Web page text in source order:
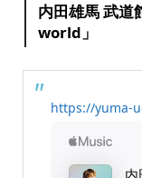
内田雄馬 武
world」
https://yuma-